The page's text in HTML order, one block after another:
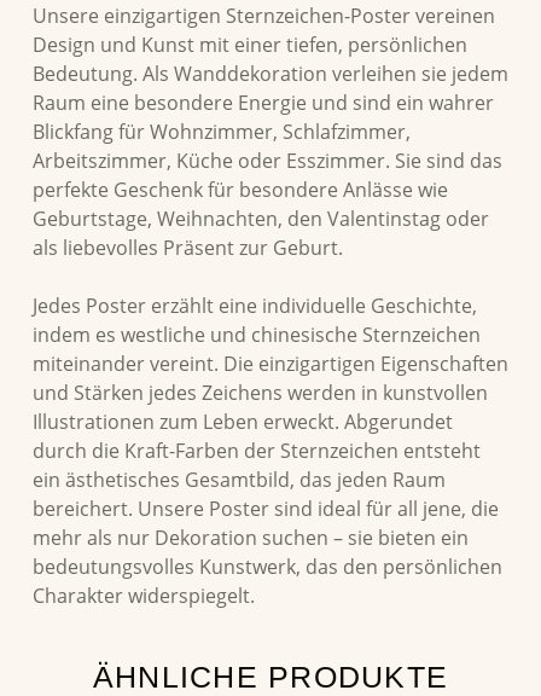
Unsere einzigartigen Sternzeichen-Poster vereinen
Design und Kunst mit einer tiefen, persönlichen
Bedeutung. Als Wanddekoration verleihen sie jedem
Raum eine besondere Energie und sind ein wahrer
Blickfang für Wohnzimmer, Schlafzimmer,
Arbeitszimmer, Küche oder Esszimmer. Sie sind das
perfekte Geschenk für besondere Anlässe wie
Geburtstage, Weihnachten, den Valentinstag oder
als liebevolles Präsent zur Geburt.
Jedes Poster erzählt eine individuelle Geschichte,
indem es westliche und chinesische Sternzeichen
miteinander vereint. Die einzigartigen Eigenschaften
und Stärken jedes Zeichens werden in kunstvollen
Illustrationen zum Leben erweckt. Abgerundet
durch die Kraft-Farben der Sternzeichen entsteht
ein ästhetisches Gesamtbild, das jeden Raum
bereichert. Unsere Poster sind ideal für all jene, die
mehr als nur Dekoration suchen – sie bieten ein
bedeutungsvolles Kunstwerk, das den persönlichen
Charakter widerspiegelt.
ÄHNLICHE PRODUKTE